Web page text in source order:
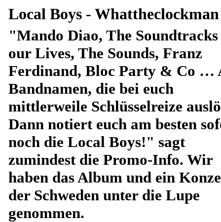
Local Boys - Whattheclockman
"Mando Diao, The
our Lives, The Sounds, Franz
Ferdinand, Bloc Party & Co …
Bandnamen, die bei euch
mittlerweile Schlüsselreize
Dann notiert euch am besten
noch die Local Boys!" sagt
zumindest die Promo-Info. Wir
haben das Album und ein
der Schweden unter die Lupe
genommen.